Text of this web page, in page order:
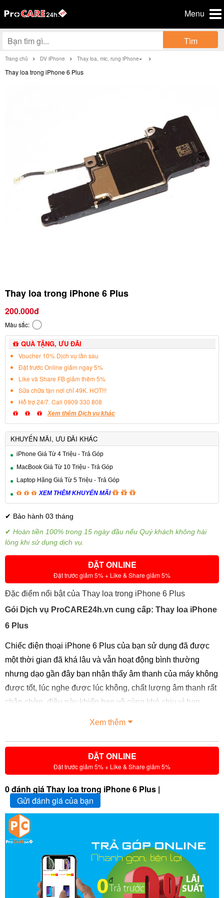
Menu
Tìm
Trang chủ DV iPhone Thay loa, mic, rung iPhone
Thay loa trong iPhone 6 Plus
Thay loa trong iPhone 6 Plus
200.000đ
Màu sắc:
QUÀ TẶNG, ƯU ĐÃI
Voucher 10% Dịch vụ lần sau
Đặt trước Online giảm ngay 5%
Like và Share FB giảm thêm 5%
Sửa chữa tận nơi chỉ 49K. HOT!!!
Hỗ trợ 24/7. Call 0909 330 808
Xem thêm Dịch vụ khác
KHUYẾN MÃI, ƯU ĐÃI KHÁC
iPhone Giá Từ 4 Triệu - Trả Góp
MacBook Giá Từ 10 Triệu - Trả Góp
Laptop Hãng Giá Từ 5 Triệu - Trả Góp
XEM THÊM KHUYẾN MÃI
✔ Bảo hành 03 tháng
✔ Hoàn tiền 100% trong 15 ngày đầu nếu Quý khách không hài
lòng khi sử dụng dịch vụ.
ĐẶT ONLINE
Đặt trước giảm 5% + Like & Share giảm 5%
Đặc điểm nổi bật của Thay loa trong iPhone 6 Plus
Gói Dịch vụ ProCARE24h.vn cung cấp: Thay loa iPhone
6 Plus
Chiếc điện thoại iPhone 6 Plus của bạn sử dụng đã được
một thời gian đã khá lâu và vẫn hoạt động bình thường
nhưng dạo gần đây bạn nhận thấy âm thanh của máy không
được tốt, lúc nghe được lúc không, chất lượng âm thanh rất
chập chờn, điều này khiến bạn vô cùng khó chịu vì bạn
Xem thêm
ĐẶT ONLINE
Đặt trước giảm 5% + Like & Share giảm 5%
0 đánh giá Thay loa trong iPhone 6 Plus |
Gửi đánh giá của bạn